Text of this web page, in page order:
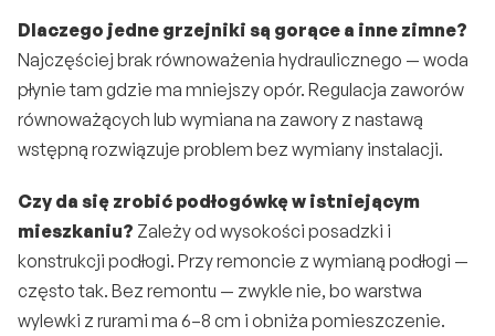
Dlaczego jedne grzejniki są gorące a inne zimne?
Najczęściej brak równoważenia hydraulicznego — woda
płynie tam gdzie ma mniejszy opór. Regulacja zaworów
równoważących lub wymiana na zawory z nastawą
wstępną rozwiązuje problem bez wymiany instalacji.
Czy da się zrobić podłogówkę w istniejącym
mieszkaniu? Zależy od wysokości posadzki i
konstrukcji podłogi. Przy remoncie z wymianą podłogi —
często tak. Bez remontu — zwykle nie, bo warstwa
wylewki z rurami ma 6–8 cm i obniża pomieszczenie.